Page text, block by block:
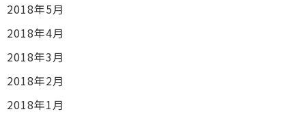
2018年5月
2018年4月
2018年3月
2018年2月
2018年1月